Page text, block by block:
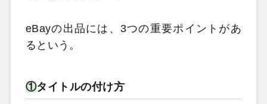
eBayの出品には、3つの重要ポイントがあ
るという。
①タイトルの付け方